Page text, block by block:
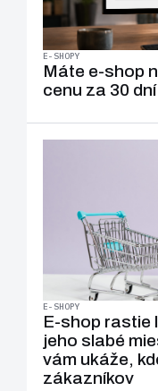
E-SHOPY
Máte e-shop
cenu za 30
E-SHOPY
E-shop rastie
jeho slabé
vám ukáže,
zákazníkov